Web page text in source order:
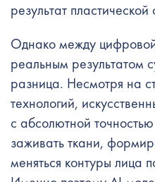
результат
Однако между
реальным результатом
разница. Несмотря на
технологий,
с абсолютной
заживать ткани,
меняться контуры лица